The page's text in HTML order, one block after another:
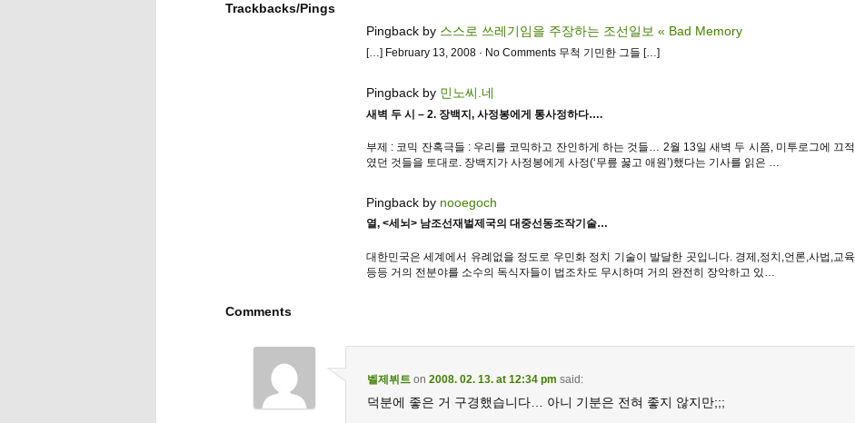
Trackbacks/Pings
Pingback by 스스로 쓰레기임을 주장하는 조선일보 « Bad Memory
[…] February 13, 2008 · No Comments 무척 기민한 그들 […]
Pingback by 민노씨.네
새벽 두 시 – 2. 장백지, 사정봉에게 통사정하다….
부제 : 코믹 잔혹극들 : 우리를 코믹하고 잔인하게 하는 것들… 2월 13일 새벽 두 시쯤, 미투로그에 끄적
였던 것들을 토대로. 장백지가 사정봉에게 사정(‘무릎 꿇고 애원’)했다는 기사를 읽은 …
Pingback by nooegoch
열, <세뇌> 남조선재벌제국의 대중선동조작기술…
대한민국은 세계에서 유례없을 정도로 우민화 정치 기술이 발달한 곳입니다. 경제,정치,언론,사법,교육
등등 거의 전분야를 소수의 독식자들이 법조차도 무시하며 거의 완전히 장악하고 있…
Comments
벨제뷔트on 2008. 02. 13. at 12:34 pm said:
덕분에 좋은 거 구경했습니다… 아니 기분은 전혀 좋지 않지만;;;